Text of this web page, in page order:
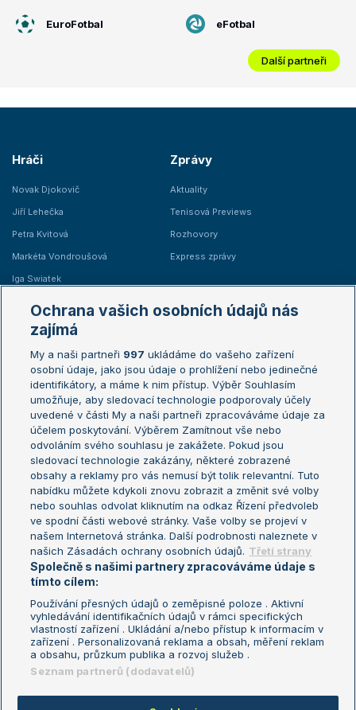
EuroFotbal eFotbal
Další partneři
Hráči
Novak Djokovič
Jiří Lehečka
Petra Kvitová
Markéta Vondroušová
Iga Swiatek
Zprávy
Aktuality
Tenisová Previews
Rozhovory
Express zprávy
Žebříčky
Žebříček ATP (muži)
Žebříček WTA (ženy)
Sázkařský žebříček
Australian Open
French Open
Wimbledon
US Open
Turnaj mistrů
Turnaj mistryň
Aktualní trendy
Fotbalové přestupy
Livesport Daily
LS Prague Open
Podmínky užití
Nastavení soukromí
GDPR a žurnalistika
Reklama
Kontakt
Informace o zpracování osobních
údajů
Ochrana vašich osobních údajů nás
zajímá
My a naši partneři 997 ukládáme do vašeho zařízení
osobní údaje, jako jsou údaje o prohlížení nebo jedinečné
identifikátory, a máme k nim přístup. Výběr Souhlasím
umožňuje, aby sledovací technologie podporovaly účely
uvedené v části My a naši partneři zpracováváme údaje za
účelem poskytování. Výběrem Zamítnout vše nebo
odvoláním svého souhlasu je zakážete. Pokud jsou
sledovací technologie zakázány, některé zobrazené
obsahy a reklamy pro vás nemusí být tolik relevantní. Tuto
nabídku můžete kdykoli znovu zobrazit a změnit své volby
nebo souhlas odvolat kliknutím na odkaz Řízení předvoleb
ve spodní části webové stránky. Vaše volby se projeví v
našem Internetová stránka. Další podrobnosti naleznete v
našich Zásadách ochrany osobních údajů. Třetí strany
Společně s našimi partnery zpracováváme údaje s
tímto cílem:
Používání přesných údajů o zeměpisné poloze . Aktivní
vyhledávání identifikačních údajů v rámci specifických
vlastností zařízení . Ukládání a/nebo přístup k informacím v
zařízení . Personalizovaná reklama a obsah, měření reklam
a obsahu, průzkum publika a rozvoj služeb .
Seznam partnerů (dodavatelů)